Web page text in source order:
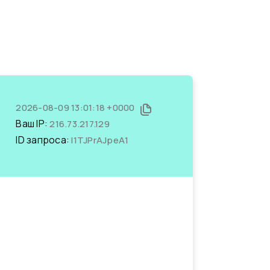
2026-08-09 13:01:18 +0000
Ваш IP:216.73.217.129
ID запроса:I1TJPrAJpeA1